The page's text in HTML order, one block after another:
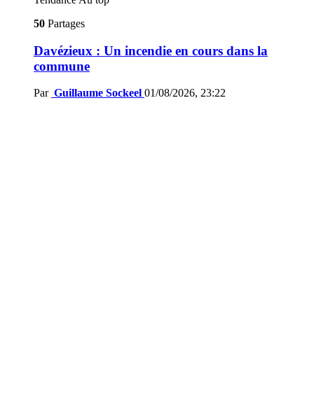
50 Partages
Davézieux : Un incendie en cours dans la
commune
Par Guillaume Sockeel 01/08/2026, 23:22